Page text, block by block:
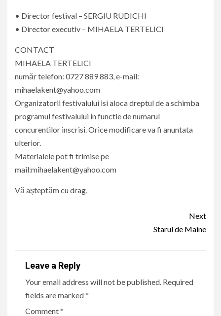
• Director festival – SERGIU RUDICHI
• Director executiv – MIHAELA TERTELICI
CONTACT
MIHAELA TERTELICI
număr telefon: 0727 889 883, e-mail:
mihaelakent@yahoo.com
Organizatorii festivalului isi aloca dreptul de a schimba
programul festivalului in functie de numarul
concurentilor inscrisi. Orice modificare va fi anuntata
ulterior.
Materialele pot fi trimise pe
mail:mihaelakent@yahoo.com
Vă aşteptăm cu drag,
Next
Starul de Maine
Leave a Reply
Your email address will not be published. Required
fields are marked*
Comment*